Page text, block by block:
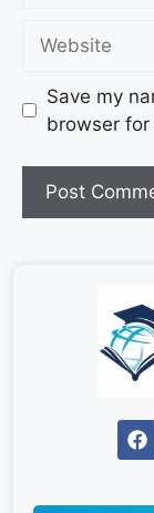
Save my
browser